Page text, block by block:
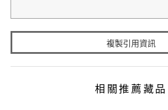
複製引用資訊
相關推薦藏品